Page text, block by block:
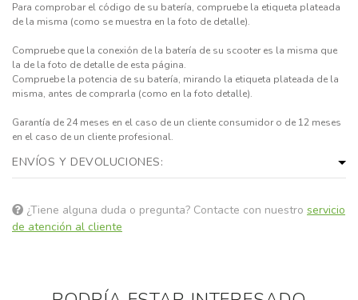
Para comprobar el código de su batería, compruebe la etiqueta plateada
de la misma (como se muestra en la foto de detalle).
Compruebe que la conexión de la batería de su scooter es la misma que
la de la foto de detalle de esta página.
Compruebe la potencia de su batería, mirando la etiqueta plateada de la
misma, antes de comprarla (como en la foto detalle).
Garantía de 24 meses en el caso de un cliente consumidor o de 12 meses
en el caso de un cliente profesional.
ENVÍOS Y DEVOLUCIONES:
¿Tiene alguna duda o pregunta? Contacte con nuestro servicio
de atención al cliente